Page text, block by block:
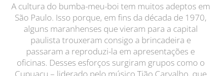
A cultura do bumba-meu-boi tem muitos adeptos em
São Paulo. Isso porque, em fins da década de 1970,
alguns maranhenses que vieram para a capital
paulista trouxeram consigo a brincadeira e
passaram a reproduzi-la em apresentações e
oficinas. Desses esforços surgiram grupos como o